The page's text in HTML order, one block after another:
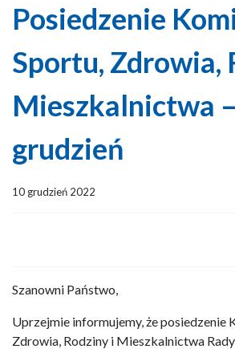
Posiedzenie
Sportu, Zdrowia,
Mieszkalnictwa –
grudzień
10 grudzień 2022
Szanowni Państwo,
Uprzejmie informujemy, że posiedzenie
Zdrowia, Rodziny i Mieszkalnictwa